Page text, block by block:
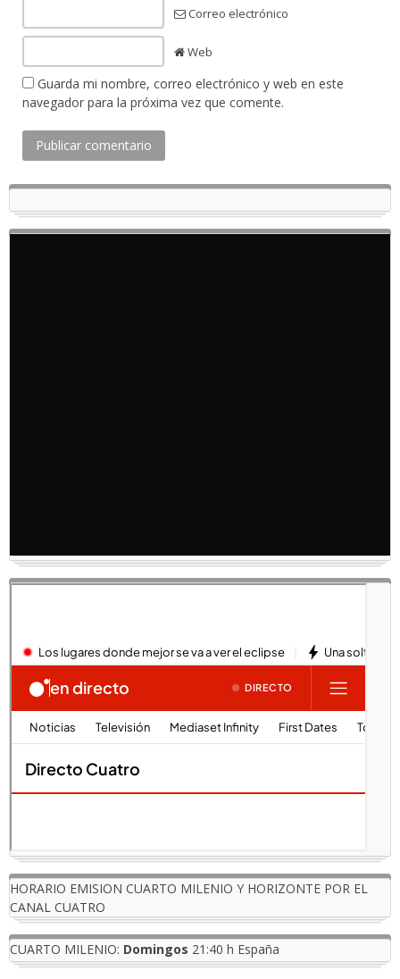
Correo electrónico
Web
Guarda mi nombre, correo electrónico y web en este
navegador para la próxima vez que comente.
HORARIO EMISION CUARTO MILENIO Y HORIZONTE POR EL
CANAL CUATRO
CUARTO MILENIO: Domingos 21:40 h España